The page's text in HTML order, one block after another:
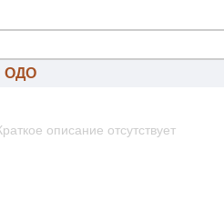
ОДО
описание отсутствует